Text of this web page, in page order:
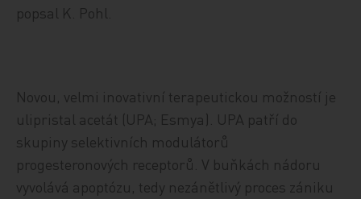
popsal K. Pohl.
Novou, velmi inovativní terapeutickou možností je
ulipristal acetát (UPA; Esmya). UPA patří do
skupiny selektivních modulátorů
progesteronových receptorů. V buňkách nádoru
vyvolává apoptózu, tedy nezánětlivý proces zániku